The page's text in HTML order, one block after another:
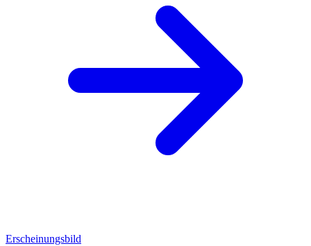
Erscheinungsbild